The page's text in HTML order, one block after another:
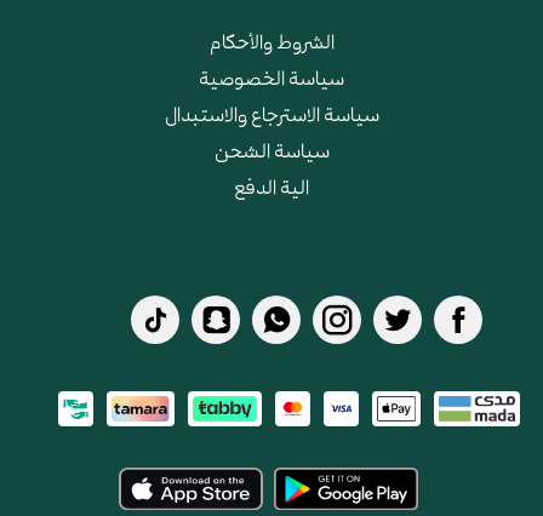
الشروط والأحكام
سياسة الخصوصية
سياسة الاسترجاع والاستبدال
سياسة الشحن
الية الدفع